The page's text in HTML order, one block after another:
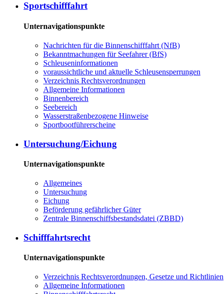
Sportschifffahrt
Unternavigationspunkte
Nachrichten für die Binnenschifffahrt (NfB)
Bekanntmachungen für Seefahrer (BfS)
Schleuseninformationen
voraussichtliche und aktuelle Schleusensperrungen
Verzeichnis Rechtsverordnungen
Allgemeine Informationen
Binnenbereich
Seebereich
Wasserstraßenbezogene Hinweise
Sportbootführerscheine
Untersuchung/Eichung
Unternavigationspunkte
Allgemeines
Untersuchung
Eichung
Beförderung gefährlicher Güter
Zentrale Binnenschiffsbestandsdatei (ZBBD)
Schifffahrtsrecht
Unternavigationspunkte
Verzeichnis Rechtsverordnungen, Gesetze und Richtlinien
Allgemeine Informationen